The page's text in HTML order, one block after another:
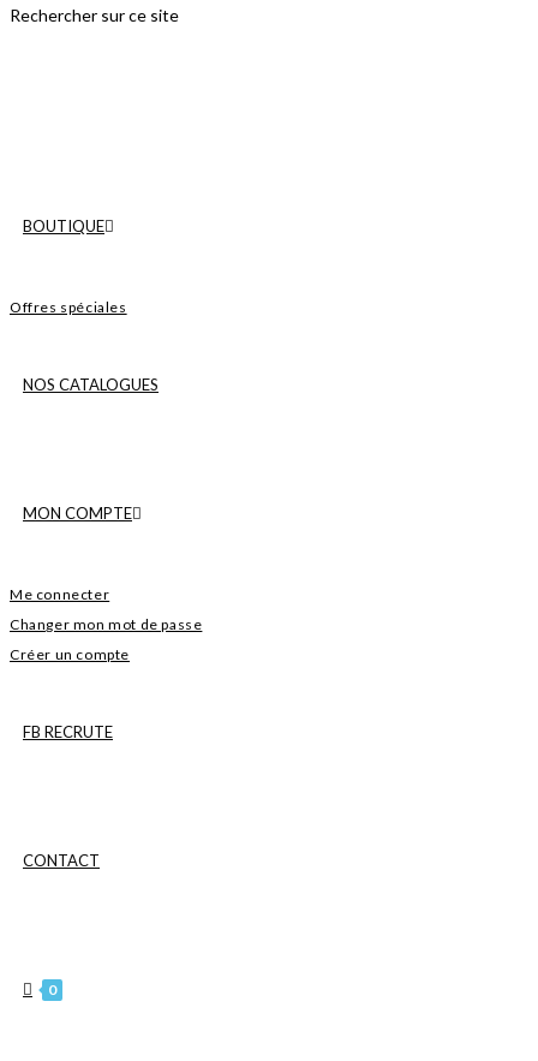
BOUTIQUE
Offres spéciales
NOS CATALOGUES
MON COMPTE
Me connecter
Changer mon mot de passe
Créer un compte
FB RECRUTE
CONTACT
0
Rechercher sur ce site